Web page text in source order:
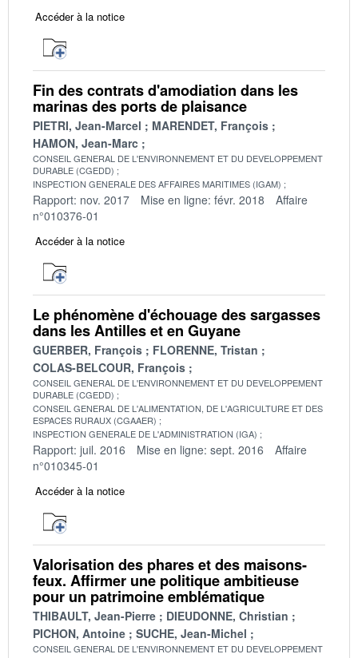
Accéder à la notice
Fin des contrats d'amodiation dans les
marinas des ports de plaisance
PIETRI, Jean-Marcel
MARENDET, François
HAMON, Jean-Marc
CONSEIL GENERAL DE L'ENVIRONNEMENT ET DU DEVELOPPEMENT
DURABLE (CGEDD)
INSPECTION GENERALE DES AFFAIRES MARITIMES (IGAM)
Rapport: nov. 2017 Mise en ligne: févr. 2018
Affaire
n°010376-01
Accéder à la notice
Le phénomène d'échouage des sargasses
dans les Antilles et en Guyane
GUERBER, François
FLORENNE, Tristan
COLAS-BELCOUR, François
CONSEIL GENERAL DE L'ENVIRONNEMENT ET DU DEVELOPPEMENT
DURABLE (CGEDD)
CONSEIL GENERAL DE L'ALIMENTATION, DE L'AGRICULTURE ET DES
ESPACES RURAUX (CGAAER)
INSPECTION GENERALE DE L'ADMINISTRATION (IGA)
Rapport: juil. 2016 Mise en ligne: sept. 2016
Affaire
n°010345-01
Accéder à la notice
Valorisation des phares et des maisons-
feux. Affirmer une politique ambitieuse
pour un patrimoine emblématique
THIBAULT, Jean-Pierre
DIEUDONNE, Christian
PICHON, Antoine
SUCHE, Jean-Michel
CONSEIL GENERAL DE L'ENVIRONNEMENT ET DU DEVELOPPEMENT